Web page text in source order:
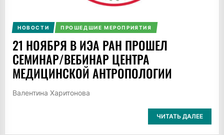
НОВОСТИ ПРОШЕДШИЕ МЕРОПРИЯТИЯ
21 НОЯБРЯ В ИЭА РАН ПРОШЕЛ
СЕМИНАР/ВЕБИНАР ЦЕНТРА
МЕДИЦИНСКОЙ АНТРОПОЛОГИИ
Валентина Харитонова
ЧИТАТЬ ДАЛЕЕ